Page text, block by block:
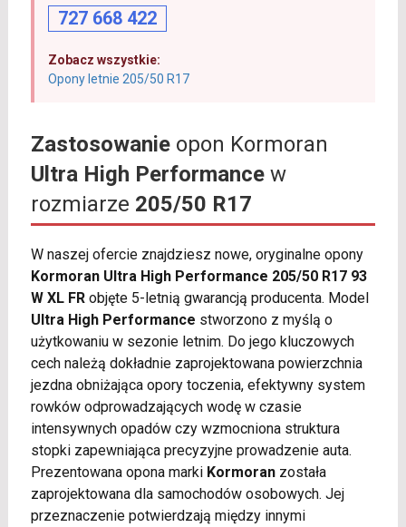
727 668 422
Zobacz wszystkie:
Opony letnie 205/50 R17
Zastosowanieopon Kormoran
Ultra High Performancew
rozmiarze 205/50 R17
W naszej ofercie znajdziesz nowe, oryginalne opony
Kormoran Ultra High Performance 205/50 R17 93
W XL FRobjęte 5-letnią gwarancją producenta. Model
Ultra High Performance stworzono z myślą o
użytkowaniu w sezonie letnim. Do jego kluczowych
cech należą dokładnie zaprojektowana powierzchnia
jezdna obniżająca opory toczenia, efektywny system
rowków odprowadzających wodę w czasie
intensywnych opadów czy wzmocniona struktura
stopki zapewniająca precyzyjne prowadzenie auta.
Prezentowana opona marki Kormoranzostała
zaprojektowana dla samochodów osobowych. Jej
przeznaczenie potwierdzają między innymi